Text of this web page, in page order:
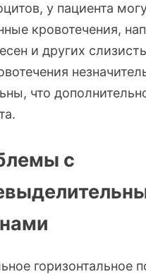
у пациента
кровотечения,
и других
что
с
горизонтальное